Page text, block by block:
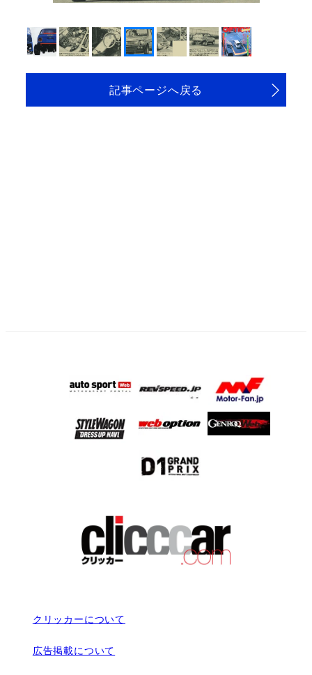
記事ページへ戻る
クリッカーについて
広告掲載について